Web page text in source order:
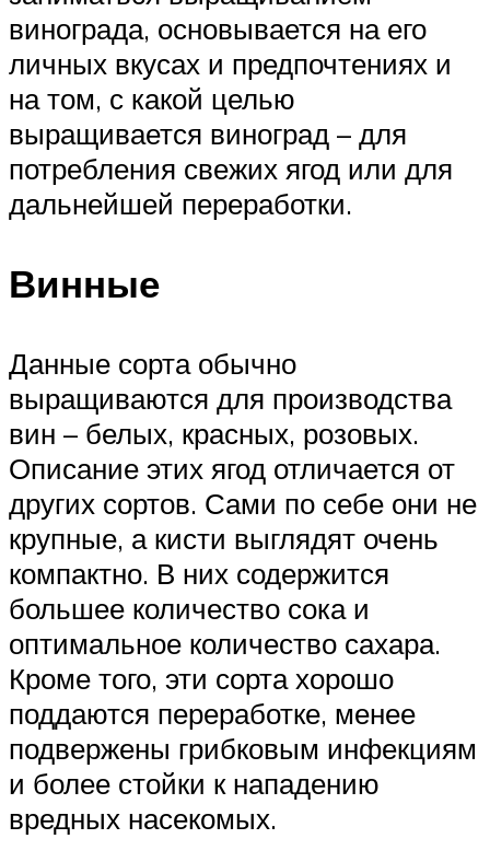
винограда, основывается на его
личных вкусах и предпочтениях и
на том, с какой целью
выращивается виноград – для
потребления свежих ягод или для
дальнейшей переработки.
Винные
Данные сорта обычно
выращиваются для производства
вин – белых, красных, розовых.
Описание этих ягод отличается от
других сортов. Сами по себе они не
крупные, а кисти выглядят очень
компактно. В них содержится
большее количество сока и
оптимальное количество сахара.
Кроме того, эти сорта хорошо
поддаются переработке, менее
подвержены грибковым инфекциям
и более стойки к нападению
вредных насекомых.